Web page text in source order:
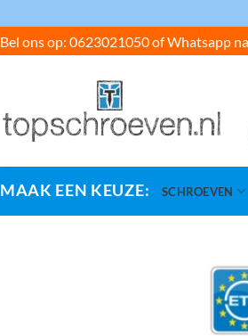
Bel ons op: 0623021050 of Whatsapp
MAAK EEN KEUZE: SCHROEVEN